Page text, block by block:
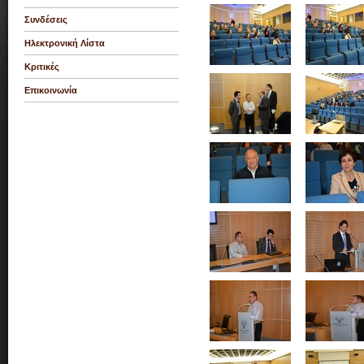
Συνδέσεις
Ηλεκτρονική Λίστα
Κριτικές
Επικοινωνία